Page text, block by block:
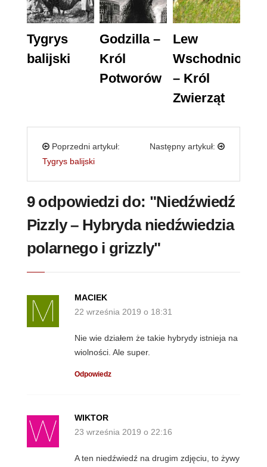
Tygrys
balijski
Godzilla –
Król
Potworów
Lew
– Król
Zwierząt
Poprzedni artykuł:
Tygrys balijski
Następny artykuł:
9 odpowiedzi do: "Niedźwiedź
Pizzly – Hybryda niedźwiedzia
polarnego i grizzly"
MACIEK
22 września 2019 o 18:31
Nie wie działem że takie hybrydy istnieja na
wiolności. Ale super.
Odpowiedz
WIKTOR
23 września 2019 o 22:16
A ten niedźwiedź na drugim zdjęciu, to żywy